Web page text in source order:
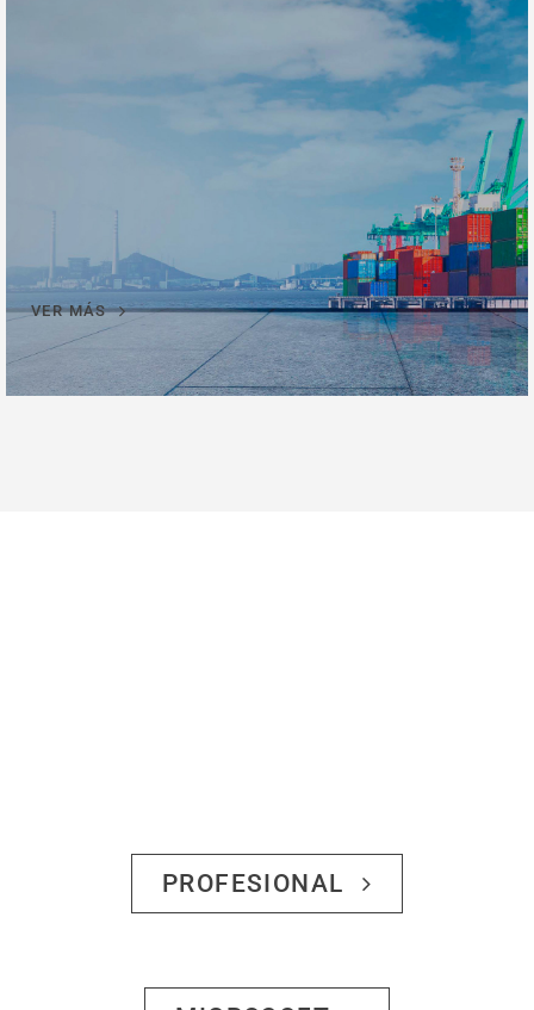
VER MÁS
PROFESIONAL